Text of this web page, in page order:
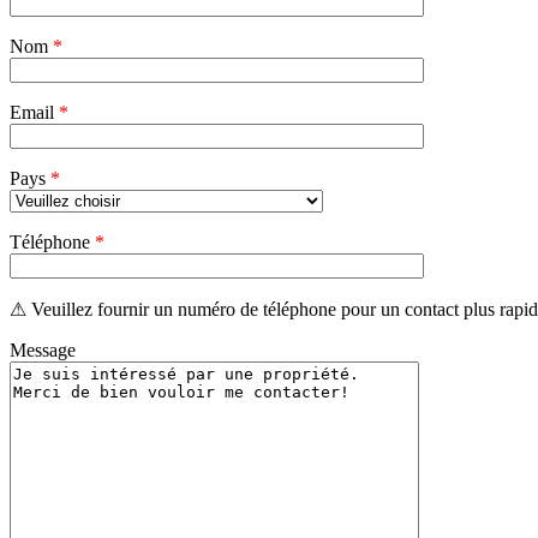
vide.
Nom *
Email *
Pays *
Téléphone *
⚠ Veuillez fournir un numéro de téléphone pour un contact plus
Message